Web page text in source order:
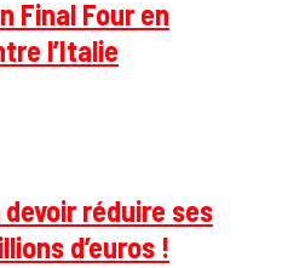
Final Four en
l’Italie
réduire ses
d’euros !